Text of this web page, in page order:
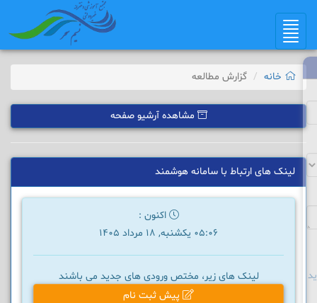
Toggle
navigation
خانه گزارش مطالعه
مشاهده آرشیو صفحه
لینک های ارتباط با سامانه هوشمند
اکنون :
05:06 یکشنبه, 18 مرداد 1405
لینک های زیر، مختص ورودی های جدید می باشند
پیش ثبت نام